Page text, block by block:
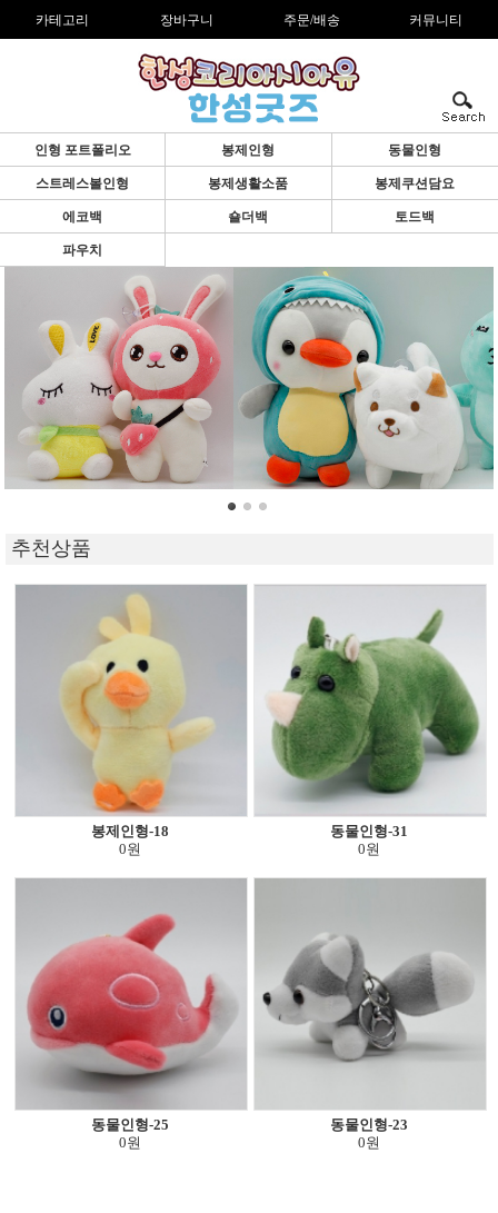
카테고리 장바구니 주문/배송 커뮤니티
인형 포트폴리오 봉제인형 동물인형
스트레스볼인형 봉제생활소품 봉제쿠션담요
에코백 숄더백 토드백
파우치
추천상품
봉제인형-18
0원
동물인형-31
0원
동물인형-25
0원
동물인형-23
0원